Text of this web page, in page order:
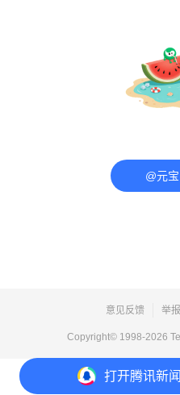
打开腾讯新
@元
意见反馈 举
Copyright© 1998-2026